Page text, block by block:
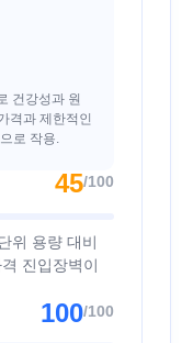
건강성과 원
격과 제한적인
로 작용.
45/100
위 용량 대비
진입장벽이
100/100